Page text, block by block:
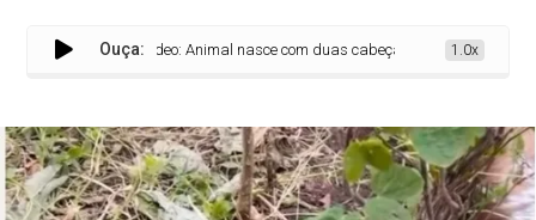
Ouça:
Vídeo: Animal nasce com duas cabeças em São José da
1.0x